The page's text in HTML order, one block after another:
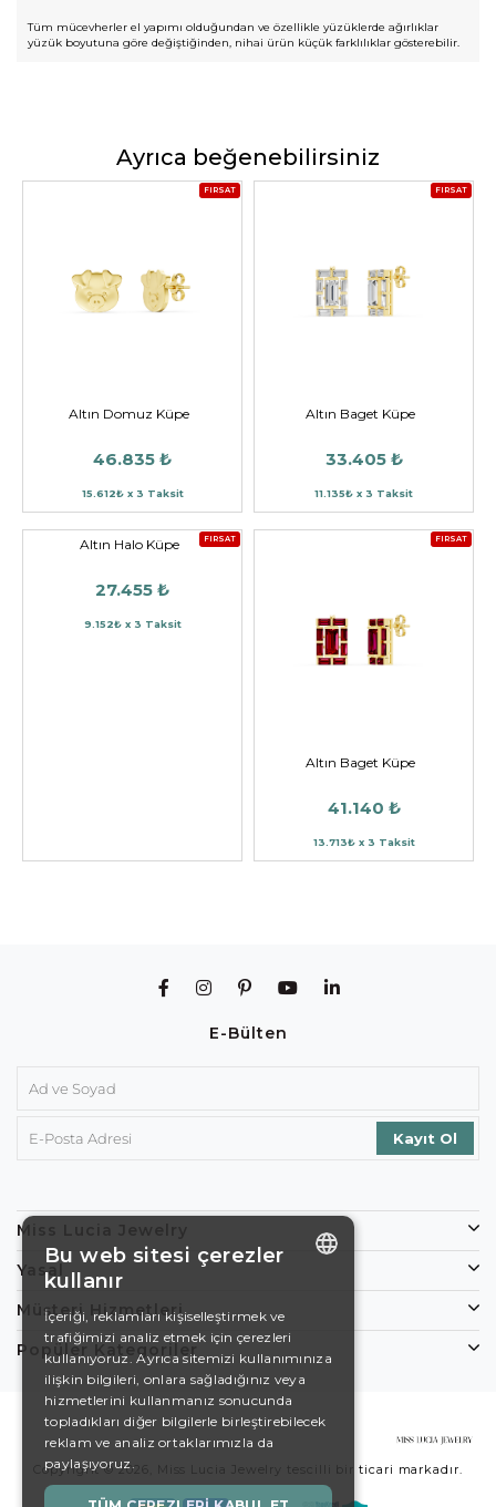
Tüm mücevherler el yapımı olduğundan ve özellikle yüzüklerde ağırlıklar
yüzük boyutuna göre değiştiğinden, nihai ürün küçük farklılıklar gösterebilir.
Ayrıca beğenebilirsiniz
FIRSAT
Altın Domuz Küpe
46.835 ₺
15.612₺ x 3 Taksit
FIRSAT
Altın Baget Küpe
33.405 ₺
11.135₺ x 3 Taksit
FIRSAT
Altın Halo Küpe
27.455 ₺
9.152₺ x 3 Taksit
FIRSAT
Altın Baget Küpe
41.140 ₺
13.713₺ x 3 Taksit
E-Bülten
Miss Lucia Jewelry
Yasal
Müşteri Hizmetleri
Popüler Kategoriler
Copyright © 2026, Miss Lucia Jewelry tescilli bir ticari markadır.
DE
EN
SWEDISH
TURKISH
Bu web sitesi çerezler
kullanır
İçeriği, reklamları kişiselleştirmek ve
trafiğimizi analiz etmek için çerezleri
kullanıyoruz. Ayrıca sitemizi kullanımınıza
ilişkin bilgileri, onlara sağladığınız veya
hizmetlerini kullanmanız sonucunda
topladıkları diğer bilgilerle birleştirebilecek
reklam ve analiz ortaklarımızla da
paylaşıyoruz.